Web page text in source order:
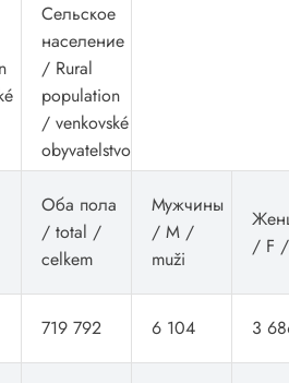
Сельское
население
/ Rural
population
/ venkovské
obyvatelstvo
Оба пола
/ total /
celkem
Мужчины
/ M /
muži
/ F /
719 792 6 104 3